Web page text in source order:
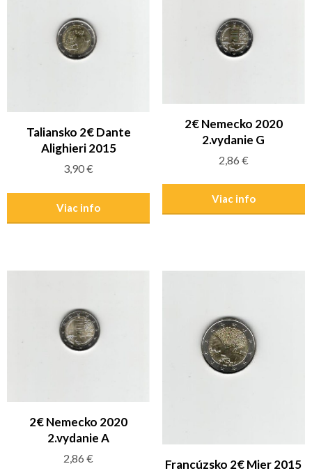
Taliansko 2€ Dante
Alighieri 2015
3,90€
Viac info
2€ Nemecko 2020
2.vydanie G
2,86 €
Viac info
2€ Nemecko 2020
2.vydanie A
2,86€ Francúzsko 2€ Mier 2015